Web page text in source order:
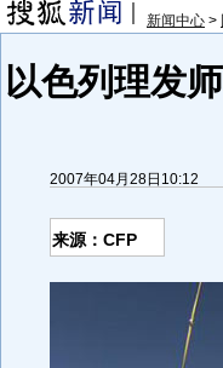
新闻中心 >
以色列理发
2007年04月28日10:12
来源：CFP